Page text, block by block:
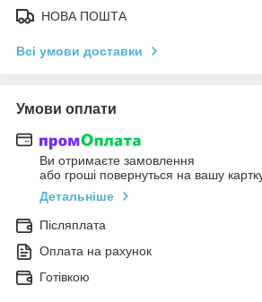
НОВА ПОШТА
Всі умови доставки
Умови оплати
Ви отримаєте замовлення
або гроші повернуться на вашу
Детальніше
Післяплата
Оплата на рахунок
Готівкою